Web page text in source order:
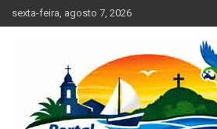
to
sexta-feira, agosto 7, 2026